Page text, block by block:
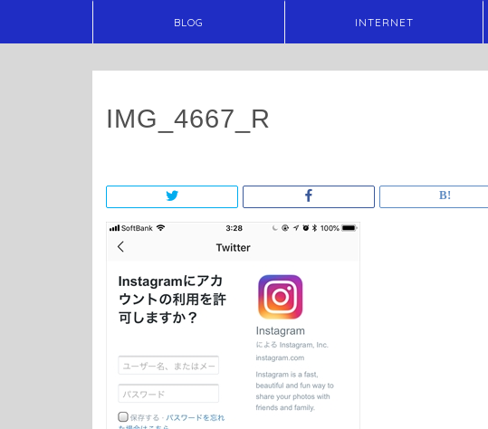
BLOG INTERNET
IMG_4667_R